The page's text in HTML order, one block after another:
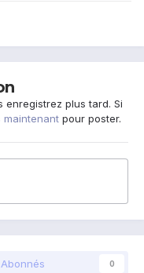
enregistrez plus tard. Si
pour poster.
Abonnés 0